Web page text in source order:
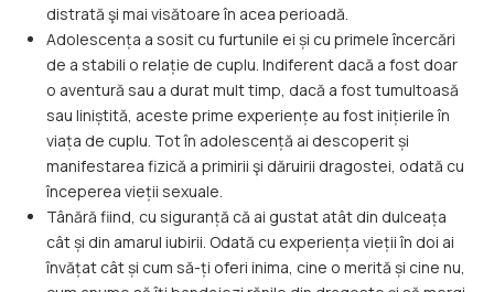
distrată şi mai visătoare în acea perioadă.
Adolescența a sosit cu furtunile ei și cu primele încercări
de a stabili o relație de cuplu. Indiferent dacă a fost doar
o aventură sau a durat mult timp, dacă a fost tumultoasă
sau liniștită, aceste prime experiențe au fost inițierile în
viața de cuplu. Tot în adolescență ai descoperit și
manifestarea fizică a primirii şi dăruirii dragostei, odată cu
începerea vieții sexuale.
Tânără fiind, cu siguranță că ai gustat atât din dulceața
cât și din amarul iubirii. Odată cu experiența vieții în doi ai
învățat cât și cum să-ți oferi inima, cine o merită și cine nu,